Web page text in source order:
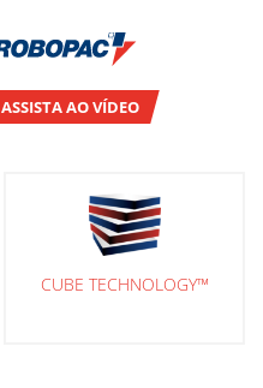
ASSISTA AO VÍDEO
CUBE TECHNOLOGY™